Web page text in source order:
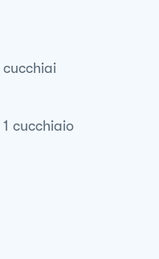
cucchiai
1 cucchiaio